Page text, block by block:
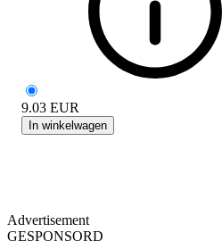
9.03 EUR
In winkelwagen
Advertisement
GESPONSORD